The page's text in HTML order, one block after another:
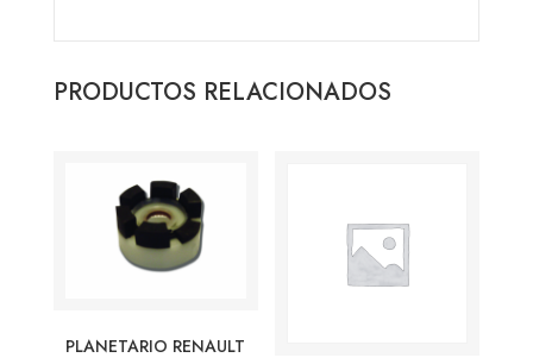
PRODUCTOS RELACIONADOS
PLANETARIO RENAULT